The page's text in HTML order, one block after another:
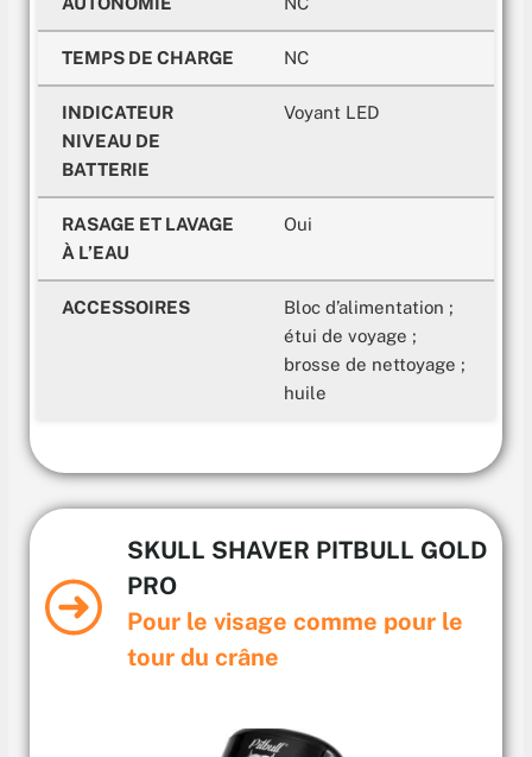
TEMPS DE CHARGE NC
INDICATEUR
NIVEAU DE
BATTERIE
Voyant LED
RASAGE ET LAVAGE
À L’EAU
Oui
ACCESSOIRES
Bloc d’alimentation ;
étui de voyage ;
brosse de nettoyage ;
huile
SKULL SHAVER PITBULL GOLD
PRO
Pour le visage comme pour le
tour du crâne